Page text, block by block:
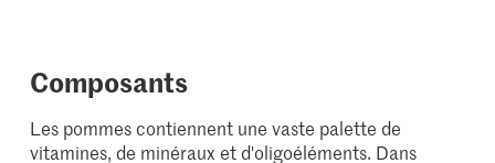
Composants
Les pommes contiennent une vaste palette de
vitamines, de minéraux et d'oligoéléments. Dans